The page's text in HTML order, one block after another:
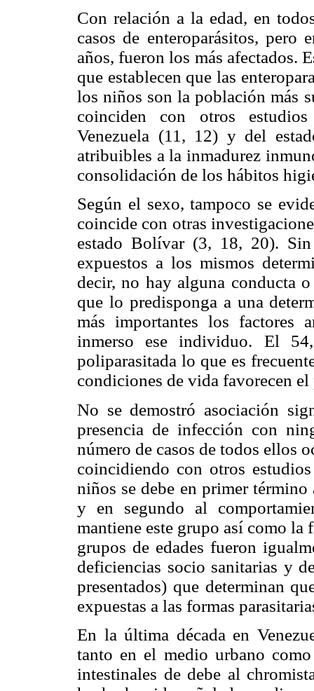
Con relación a la edad, en
casos de enteroparásitos, pero
años, fueron los más afectados.
que establecen que las
los niños son la población más
coinciden con otros
Venezuela (11, 12) y del
atribuibles a la inmadurez
consolidación de los hábitos
Según el sexo, tampoco se
coincide con otras
estado Bolívar (3, 18, 20).
expuestos a los mismos
decir, no hay alguna conducta
que lo predisponga a una
más importantes los factores
inmerso ese individuo. El
poliparasitada lo que es
condiciones de vida favorecen
No se demostró asociación
presencia de infección con
número de casos de todos ellos
coincidiendo con otros
niños se debe en primer
y en segundo al
mantiene este grupo así como
grupos de edades fueron
deficiencias socio sanitarias y
presentados) que determinan
expuestas a las formas
En la última década en
tanto en el medio urbano
intestinales de debe al